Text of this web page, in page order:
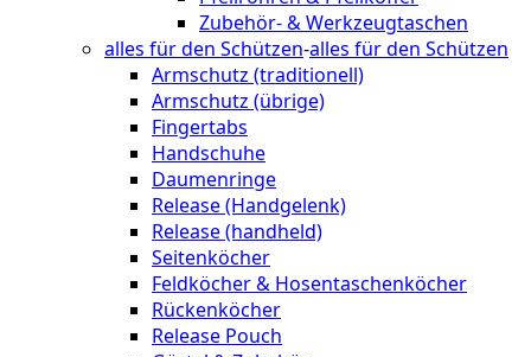
Zubehör- & Werkzeugtaschen
alles für den Schützen-alles für den Schützen
Armschutz (traditionell)
Armschutz (übrige)
Fingertabs
Handschuhe
Daumenringe
Release (Handgelenk)
Release (handheld)
Seitenköcher
Feldköcher & Hosentaschenköcher
Rückenköcher
Release Pouch